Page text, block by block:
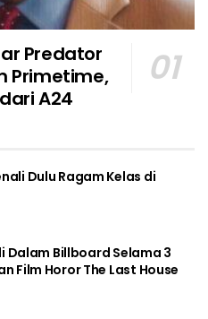
Predator
Primetime,
A24
Dulu Ragam Kelas di
Dalam Billboard Selama 3
Film Horor The Last House